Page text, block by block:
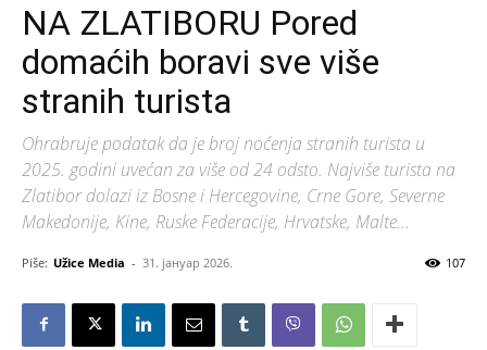
NA ZLATIBORU Pored
domaćih boravi sve više
stranih turista
Ohrabruje podatak da je broj noćenja stranih turista u
2025. godini uvećan za više od 24 odsto. Najviše turista na
Zlatibor dolazi iz Bosne i Hercegovine, Crne Gore, Severne
Makedonije, Kine, Ruske Federacije, Hrvatske, Malte...
Piše: Užice Media - 31. јануар 2026. 107